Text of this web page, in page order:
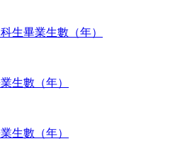
生畢業生數（年）
生數（年）
生數（年）